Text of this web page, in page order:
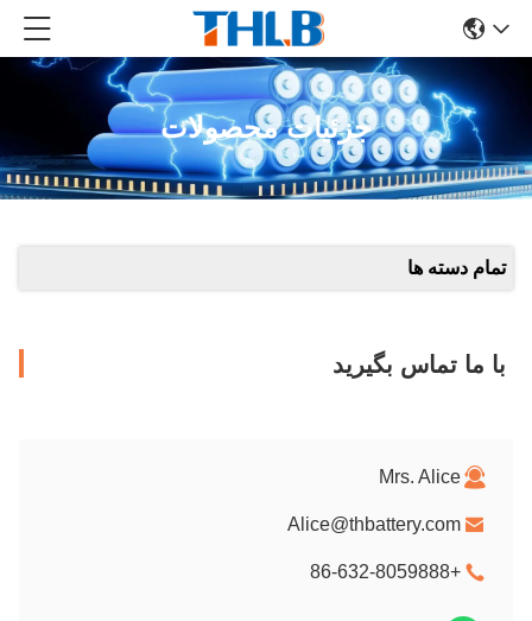
جزئیات محصولات
تمام دسته ها
با ما تماس بگیرید
Mrs. Alice
Alice@thbattery.com
+86-632-8059888